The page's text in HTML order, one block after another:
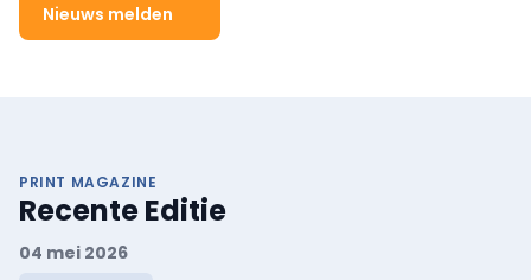
Nieuws melden
PRINT MAGAZINE
Recente Editie
04 mei 2026